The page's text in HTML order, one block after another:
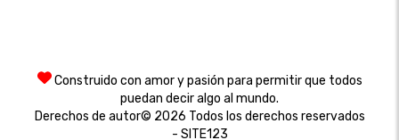
Construido con amor y pasión para permitir que todos
puedan decir algo al mundo.
Derechos de autor© 2026 Todos los derechos reservados
- SITE123